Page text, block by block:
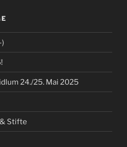
)
24./25. Mai 2025
Stifte